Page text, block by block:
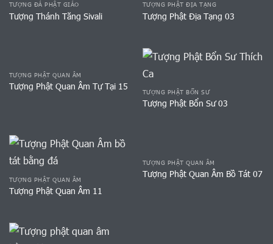
TƯỢNG ĐÁ PHẬT GIÁO
Tượng Thánh Tăng Sivali
TƯỢNG PHẬT ĐỊA TẠNG
Tượng Phật Địa Tạng 03
TƯỢNG PHẬT QUAN ÂM
Tượng Phật Quan Âm Tự Tại 15 TƯỢNG PHẬT BỔN SƯ
Tượng Phật Bổn Sư 03
TƯỢNG PHẬT QUAN ÂM
Tượng Phật Quan Âm 11
TƯỢNG PHẬT QUAN ÂM
Tượng Phật Quan Âm Bồ Tát 07